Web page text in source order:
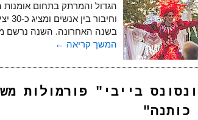
הגדול והמרתק בתחום
בשנה האחרונה. השנה נרשם
המשך קריאה ←
בייבי" פורמולות
כותנה"